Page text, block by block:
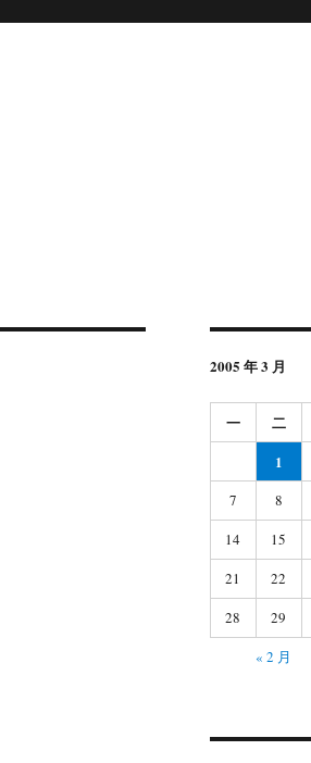
2005 年 3 月
一 二
1
7
8
14
15
21
22
28
29
« 2 月